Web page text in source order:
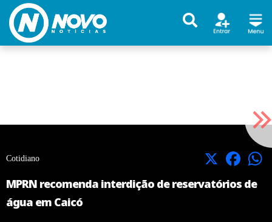
Cotidiano X Facebook
MPRN recomenda interdição de reservatórios de
água em Caicó